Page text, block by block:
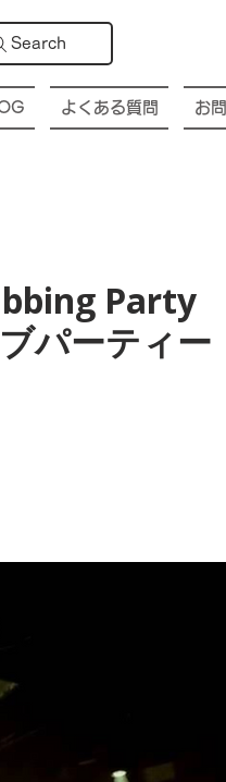
Search
よくある質問 お
Party
パーティー